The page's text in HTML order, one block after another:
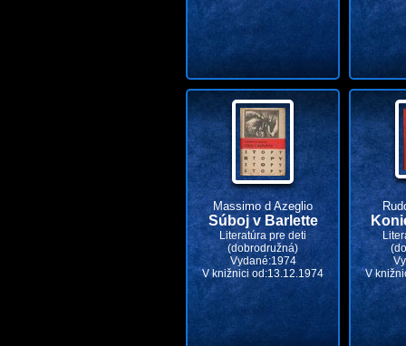
Massimo d Azeglio
Súboj v Barlette
Literatúra pre deti
(dobrodružná)
Vydané:1974
V knižnici od:13.12.1974
V